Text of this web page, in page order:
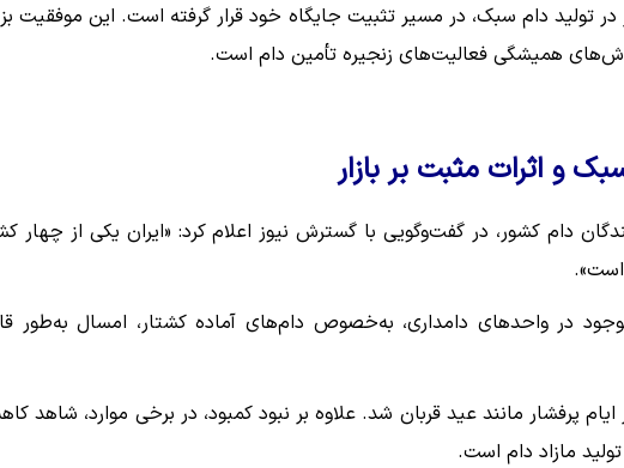
در تولید دام سبک، در مسیر تثبیت جایگاه خود قرار گرفته است. این موفقیت
همیشگی فعالیت‌های زنجیره تأمین دام است.
و اثرات مثبت بر بازار
دام کشور، در گفت‌وگویی با گسترش نیوز اعلام کرد: «ایران یکی از چهار
است».
در واحدهای دامداری، به‌خصوص دام‌های آماده کشتار، امسال به‌طور
پرفشار مانند عید قربان شد. علاوه بر نبود کمبود، در برخی موارد، شاهد
مازاد دام است.